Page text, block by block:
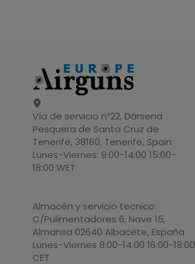
Vía de servicio nº22, Dársena
Pesquera de Santa Cruz de
Tenerife, 38180, Tenerife, Spain
Lunes-Viernes: 9:00-14:00 15:00-
18:00 WET
Almacén y servicio tecnico:
C/Pulimentadores 6, Nave 15,
Almansa 02640 Albacete, España
Lunes-Viernes 8:00-14:00 16:00-18:00
CET